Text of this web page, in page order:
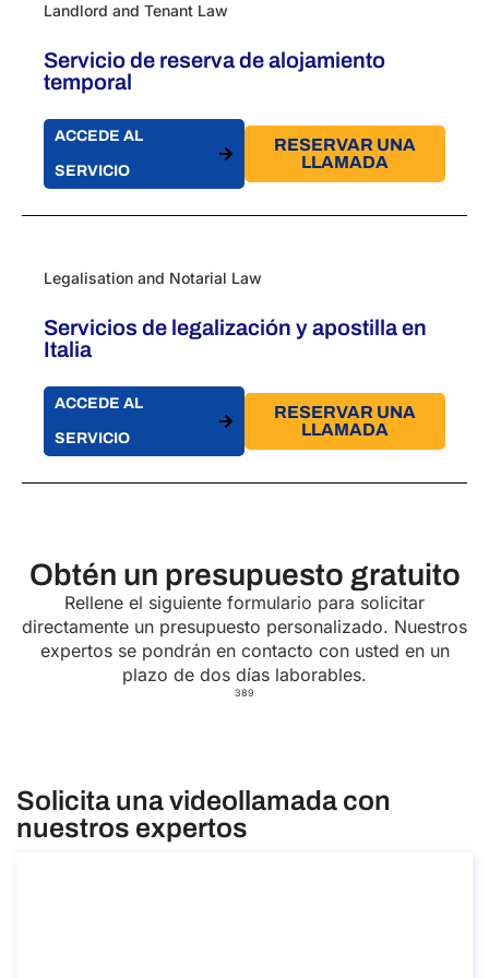
Landlord and Tenant Law
Servicio de reserva de alojamiento
temporal
ACCEDE AL
SERVICIO
RESERVAR UNA
LLAMADA
Legalisation and Notarial Law
Servicios de legalización y apostilla en
Italia
ACCEDE AL
SERVICIO
RESERVAR UNA
LLAMADA
Obtén un presupuesto gratuito
Rellene el siguiente formulario para solicitar
directamente un presupuesto personalizado. Nuestros
expertos se pondrán en contacto con usted en un
plazo de dos días laborables.
389
Solicita una videollamada con
nuestros expertos